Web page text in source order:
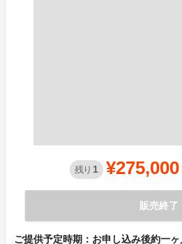
残り 1 ¥275,000
販売終了
ご提供予定時期：お申し込み後約一